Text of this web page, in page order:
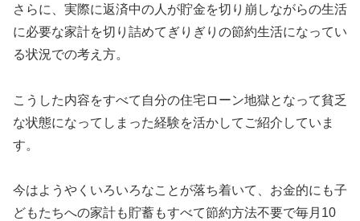
さらに、実際に返済中の人が貯金を切り崩しながらの生活
に必要な家計を切り詰めてぎりぎりの節約生活になってい
る状況での考え方。
こうした内容をすべて自分の住宅ローン地獄となって貧乏
な状態になってしまった経験を活かしてご紹介していま
す。
今はようやくいろいろなことが落ち着いて、お金的にも子
どもたちへの家計も貯蓄もすべて節約方法不要で毎月10